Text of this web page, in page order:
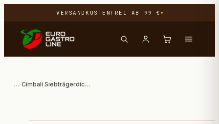
VERSANDKOSTENFREI AB 99 €
…› Cimbali Siebträgerdichtung Set